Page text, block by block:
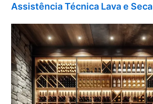
Assistência Técnica Lava e Seca